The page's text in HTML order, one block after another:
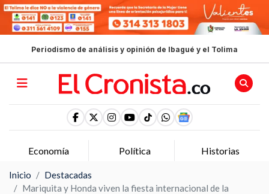
Periodismo de análisis y opinión de Ibagué y el Tolima
Economía Política Historias
Inicio
Destacadas
Mariquita y Honda viven la fiesta internacional de la